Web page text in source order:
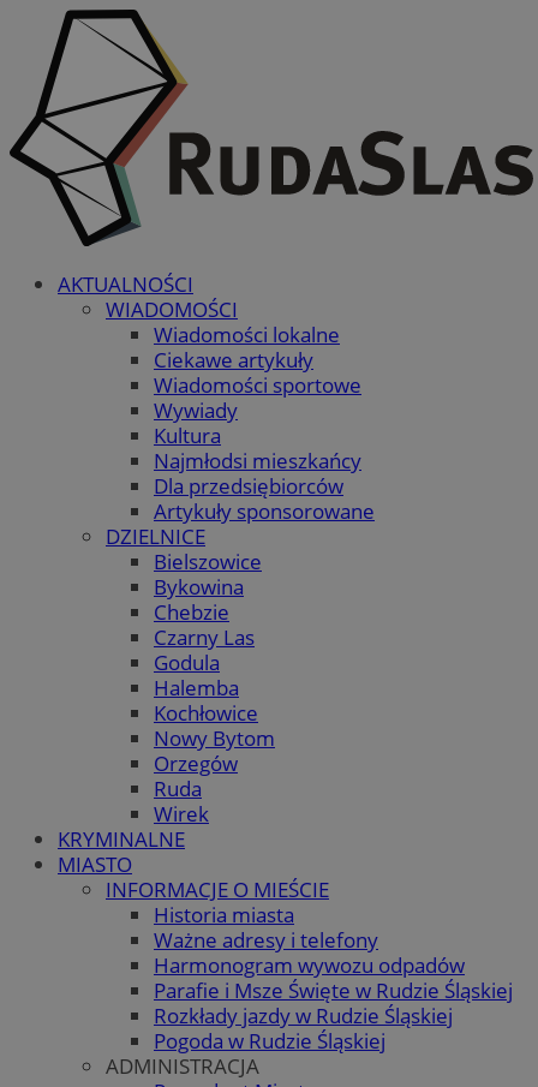
AKTUALNOŚCI
WIADOMOŚCI
Wiadomości lokalne
Ciekawe artykuły
Wiadomości sportowe
Wywiady
Kultura
Najmłodsi mieszkańcy
Dla przedsiębiorców
Artykuły sponsorowane
DZIELNICE
Bielszowice
Bykowina
Chebzie
Czarny Las
Godula
Halemba
Kochłowice
Nowy Bytom
Orzegów
Ruda
Wirek
KRYMINALNE
MIASTO
INFORMACJE O MIEŚCIE
Historia miasta
Ważne adresy i telefony
Harmonogram wywozu odpadów
Parafie i Msze Święte w Rudzie Śląskiej
Rozkłady jazdy w Rudzie Śląskiej
Pogoda w Rudzie Śląskiej
ADMINISTRACJA